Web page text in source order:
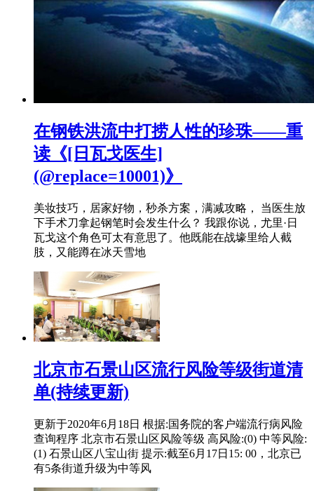
在钢铁洪流中打捞人性的珍珠——重
读《[日瓦戈医生]
(@replace=10001)》
美妆技巧，居家好物，秒杀方案，满减攻略， 当医生放
下手术刀拿起钢笔时会发生什么？ 我跟你说，尤里·日
瓦戈这个角色可太有意思了。他既能在战壕里给人截
肢，又能蹲在冰天雪地
北京市石景山区流行风险等级街道清
单(持续更新)
更新于2020年6月18日 根据:国务院的客户端流行病风险
查询程序 北京市石景山区风险等级 高风险:(0) 中等风险:
(1) 石景山区八宝山街 提示:截至6月17日15: 00，北京已
有5条街道升级为中等风